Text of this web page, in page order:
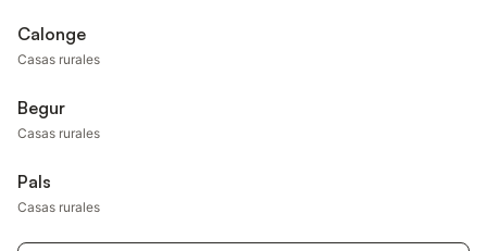
Calonge
Casas rurales
Begur
Casas rurales
Pals
Casas rurales